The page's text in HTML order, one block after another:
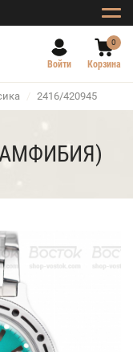
Войти
0
Корзина
/ 2416/420945